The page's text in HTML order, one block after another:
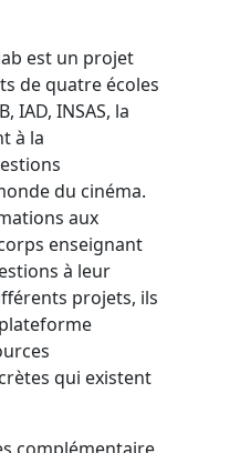
est un projet
de quatre écoles
IAD, INSAS, la
à la
du cinéma.
aux
enseignant
à leur
projets, ils
qui existent